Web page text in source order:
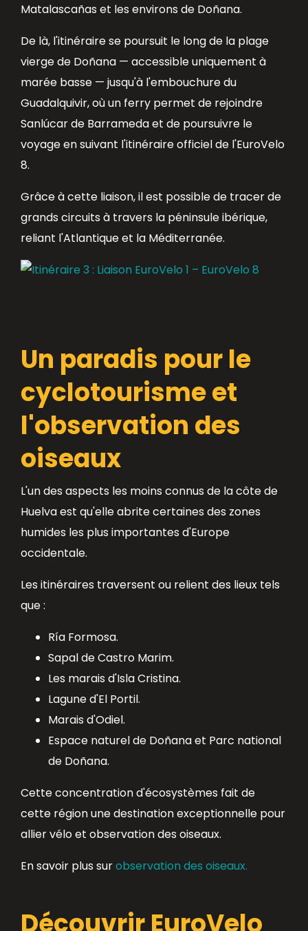
Matalascañas et les environs de Doñana.
De là, l'itinéraire se poursuit le long de la plage
vierge de Doñana — accessible uniquement à
marée basse — jusqu'à l'embouchure du
Guadalquivir, où un ferry permet de rejoindre
Sanlúcar de Barrameda et de poursuivre le
voyage en suivant l'itinéraire officiel de l'EuroVelo
8.
Grâce à cette liaison, il est possible de tracer de
grands circuits à travers la péninsule ibérique,
reliant l'Atlantique et la Méditerranée.
Un paradis pour le
cyclotourisme et
l'observation des
oiseaux
L'un des aspects les moins connus de la côte de
Huelva est qu'elle abrite certaines des zones
humides les plus importantes d'Europe
occidentale.
Les itinéraires traversent ou relient des lieux tels
que :
Ría Formosa.
Sapal de Castro Marim.
Les marais d'Isla Cristina.
Lagune d'El Portil.
Marais d'Odiel.
Espace naturel de Doñana et Parc national
de Doñana.
Cette concentration d'écosystèmes fait de
cette région une destination exceptionnelle pour
allier vélo et observation des oiseaux.
En savoir plus surobservation des oiseaux.